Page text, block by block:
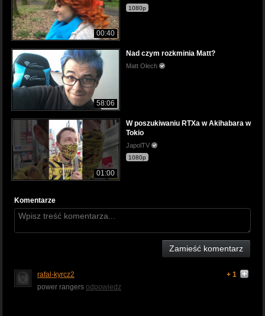
00:40
1080p
58:06
Nad czym rozkminia Matt?
Matt Olech
01:00
W poszukiwaniu RTXa w Akihabara w
Tokio
JapolTV
1080p
Komentarze
Zamieść komentarz
rafal-kyrcz2
+ 1
power rangers odpowiedz